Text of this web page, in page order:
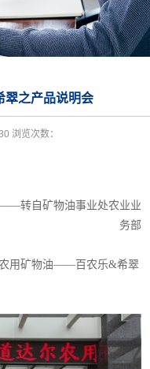
之产品说明会
浏览次数：
业处农业业
务部
农用矿物油——百农乐&希翠